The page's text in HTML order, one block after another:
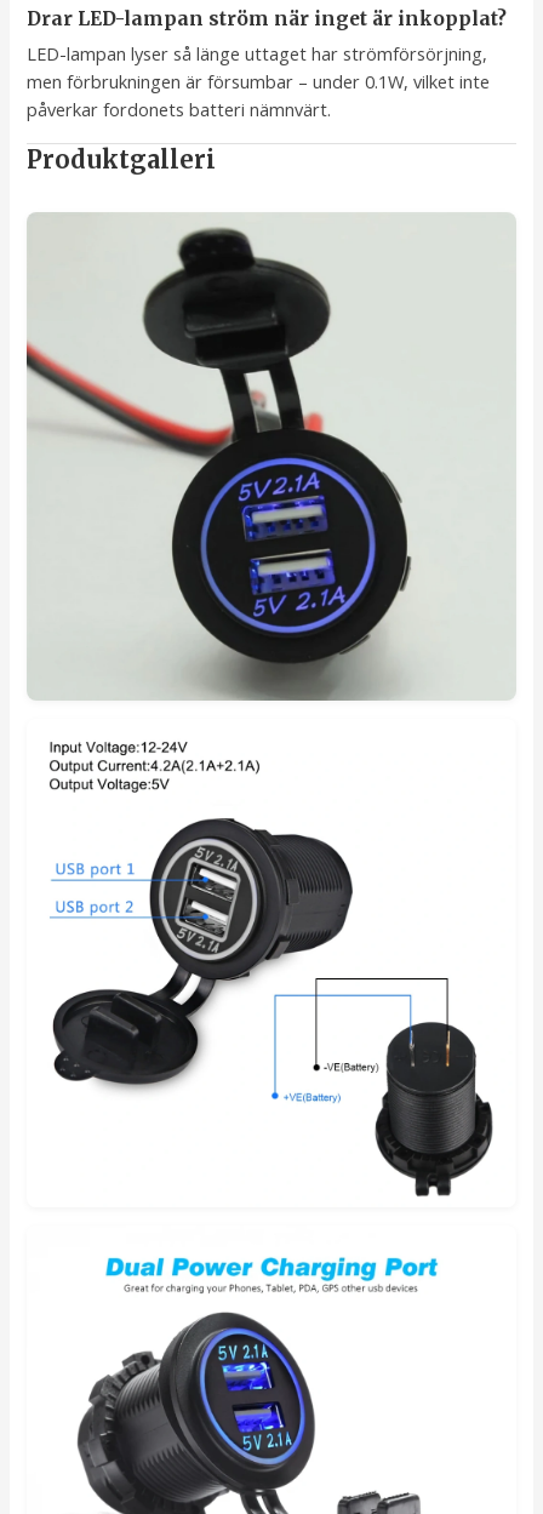
Drar LED-lampan ström när inget är inkopplat?
LED-lampan lyser så länge uttaget har strömförsörjning,
men förbrukningen är försumbar – under 0.1W, vilket inte
påverkar fordonets batteri nämnvärt.
Produktgalleri